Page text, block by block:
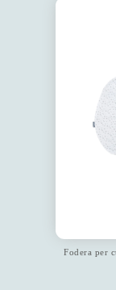
Fodera per